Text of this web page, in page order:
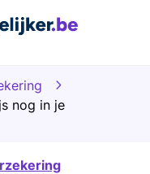
nog in je